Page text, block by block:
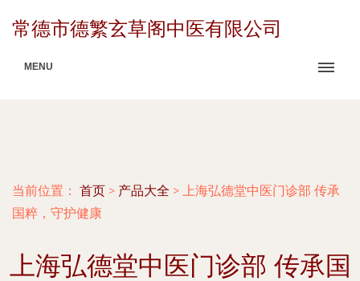
常德市德繁玄草阁中医有限公司
MENU
当前位置： 首页 > 产品大全 > 上海弘德堂中医门诊部 传承
国粹，守护健康
上海弘德堂中医门诊部 传承国